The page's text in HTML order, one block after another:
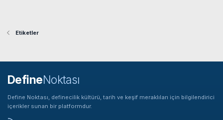
Etiketler
DefineNoktası
Define Noktası, definecilik kültürü, tarih ve keşif meraklıları için bilgilendirici
içerikler sunan bir platformdur.